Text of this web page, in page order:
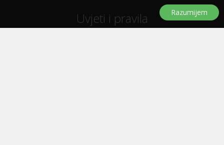
Uvjeti i pravila Razumijem